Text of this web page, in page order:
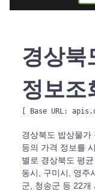
경상북
정보조
[ Base URL:
경상북도 밥상물가
등의 가격 정보를
별로 경상북도 평
동시, 구미시, 영주
군, 청송군 등 22개